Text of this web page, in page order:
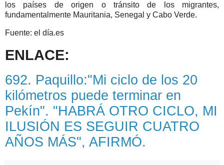
los países de origen o tránsito de los migrantes,
fundamentalmente Mauritania, Senegal y Cabo Verde.
Fuente: el día.es
ENLACE:
692. Paquillo:"Mi ciclo de los 20
kilómetros puede terminar en
Pekín". "HABRÁ OTRO CICLO, MI
ILUSIÓN ES SEGUIR CUATRO
AÑOS MÁS", AFIRMÓ.